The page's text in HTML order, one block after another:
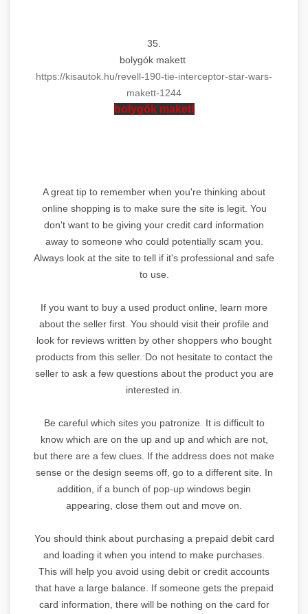
35.
bolygók makett
https://kisautok.hu/revell-190-tie-interceptor-star-wars-
makett-1244
bolygók makett
A great tip to remember when you're thinking about
online shopping is to make sure the site is legit. You
don't want to be giving your credit card information
away to someone who could potentially scam you.
Always look at the site to tell if it's professional and safe
to use.
If you want to buy a used product online, learn more
about the seller first. You should visit their profile and
look for reviews written by other shoppers who bought
products from this seller. Do not hesitate to contact the
seller to ask a few questions about the product you are
interested in.
Be careful which sites you patronize. It is difficult to
know which are on the up and up and which are not,
but there are a few clues. If the address does not make
sense or the design seems off, go to a different site. In
addition, if a bunch of pop-up windows begin
appearing, close them out and move on.
You should think about purchasing a prepaid debit card
and loading it when you intend to make purchases.
This will help you avoid using debit or credit accounts
that have a large balance. If someone gets the prepaid
card information, there will be nothing on the card for